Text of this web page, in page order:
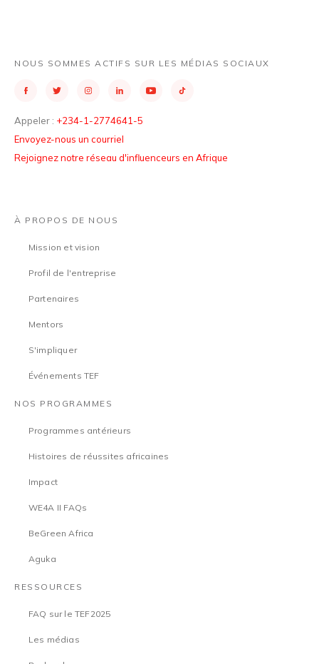
NOUS SOMMES ACTIFS SUR LES MÉDIAS SOCIAUX
Appeler : +234-1-2774641-5
Envoyez-nous un courriel
Rejoignez notre réseau d'influenceurs en Afrique
À PROPOS DE NOUS
Mission et vision
Profil de l'entreprise
Partenaires
Mentors
S'impliquer
Événements TEF
NOS PROGRAMMES
Programmes antérieurs
Histoires de réussites africaines
Impact
WE4A II FAQs
BeGreen Africa
Aguka
RESSOURCES
FAQ sur le TEF2025
Les médias